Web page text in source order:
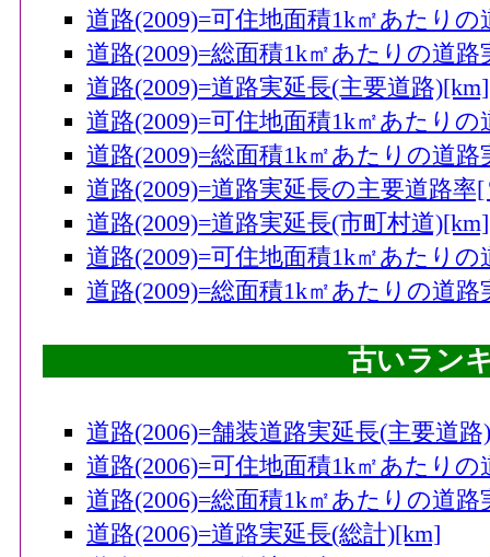
道路(2009)=可住地面積1k㎡あたり
道路(2009)=総面積1k㎡あたりの道
道路(2009)=道路実延長(主要道路)[km]
道路(2009)=可住地面積1k㎡あたり
道路(2009)=総面積1k㎡あたりの道
道路(2009)=道路実延長の主要道路率
道路(2009)=道路実延長(市町村道)[km]
道路(2009)=可住地面積1k㎡あたり
道路(2009)=総面積1k㎡あたりの道
古いラン
道路(2006)=舗装道路実延長(主要道
道路(2006)=可住地面積1k㎡あたり
道路(2006)=総面積1k㎡あたりの道
道路(2006)=道路実延長(総計)[km]